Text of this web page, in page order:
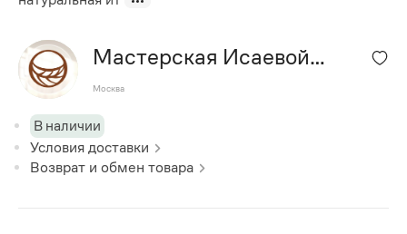
Мастерская Исаевой
Татьяны. Стильные вещи
из кожи и лозы
Москва
В наличии
Условия доставки
Возврат и обмен товара